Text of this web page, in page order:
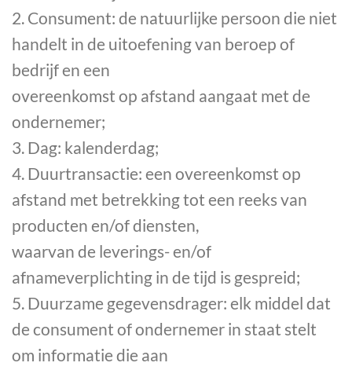
2. Consument: de natuurlijke persoon die niet
handelt in de uitoefening van beroep of
bedrijf en een
overeenkomst op afstand aangaat met de
ondernemer;
3. Dag: kalenderdag;
4. Duurtransactie: een overeenkomst op
afstand met betrekking tot een reeks van
producten en/of diensten,
waarvan de leverings- en/of
afnameverplichting in de tijd is gespreid;
5. Duurzame gegevensdrager: elk middel dat
de consument of ondernemer in staat stelt
om informatie die aan